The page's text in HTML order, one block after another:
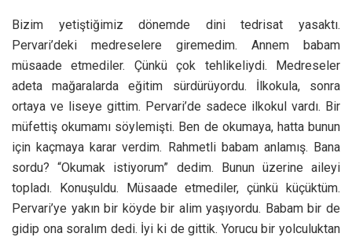
Bizim yetiştiğimiz dönemde dini tedrisat yasaktı.
Pervari’deki medreselere giremedim. Annem babam
müsaade etmediler. Çünkü çok tehlikeliydi. Medreseler
adeta mağaralarda eğitim sürdürüyordu. İlkokula, sonra
ortaya ve liseye gittim. Pervari’de sadece ilkokul vardı. Bir
müfettiş okumamı söylemişti. Ben de okumaya, hatta bunun
için kaçmaya karar verdim. Rahmetli babam anlamış. Bana
sordu? “Okumak istiyorum” dedim. Bunun üzerine aileyi
topladı. Konuşuldu. Müsaade etmediler, çünkü küçüktüm.
Pervari’ye yakın bir köyde bir alim yaşıyordu. Babam bir de
gidip ona soralım dedi. İyi ki de gittik. Yorucu bir yolculuktan